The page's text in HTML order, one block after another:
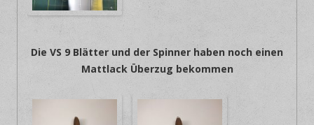
Die VS 9 Blätter und der Spinner haben noch einen
Mattlack Überzug bekommen